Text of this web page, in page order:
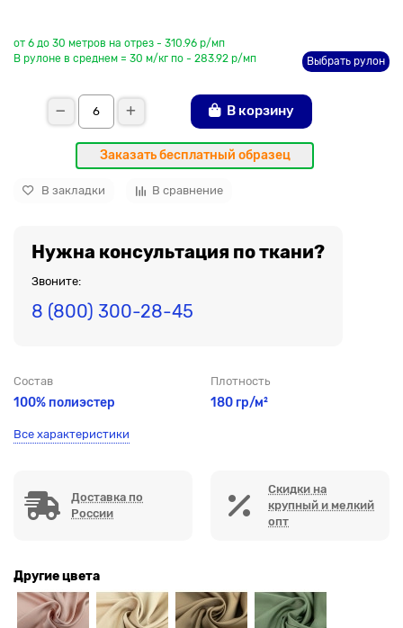
от 6 до 30 метров на отрез - 310.96 р/мп
В рулоне в среднем = 30 м/кг по - 283.92 р/мп
Выбрать рулон
В корзину
Заказать бесплатный образец
В закладки В сравнение
Нужна консультация по ткани?
Звоните:
8 (800) 300-28-45
Состав
100% полиэстер
Плотность
180 гр/м²
Все характеристики
Доставка по
России
Скидки на
крупный и мелкий
опт
Другие цвета